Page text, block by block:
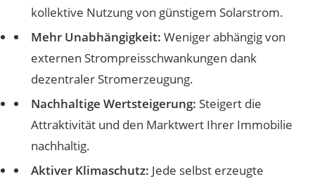
kollektive Nutzung von günstigem Solarstrom.
Mehr Unabhängigkeit: Weniger abhängig von
externen Strompreisschwankungen dank
dezentraler Stromerzeugung.
Nachhaltige Wertsteigerung: Steigert die
Attraktivität und den Marktwert Ihrer Immobilie
nachhaltig.
Aktiver Klimaschutz: Jede selbst erzeugte